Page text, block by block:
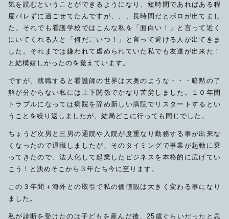
気を読むということができるようになり、短時間であればある程
度バレずに過ごせてたんですが、、、長時間だとボロが出てまし
た。それでも看護学校ではこんな私を「面白い！」と言って近く
にいてくれる人と「何だこいつ！」と言って避ける人が出てきま
した。それまでは嫌われて虐められていた私でも友達が出来た！
と結構嬉しかったのを覚えています。
ですが、就職すると看護師の世界は大奥のような・・・暗黙の了
解が分からない私には上下関係でかなり苦労しました。１０年間
トラブルになっては病院を辞め新しい病院でリスタートするとい
うことを繰り返しましたが、結局どこに行っても同じでした。
ちょうど次男と三男の通院や入院が度重なり勤務する事が出来な
くなったので退職しましたが、そのタイミングで事業が起動に乗
ってきたので、法人化して起業したビジネスを本格的に広げてい
こう！と決めそこから３年たち今に至ります。
この３年間＋海外との取引で私の価値観は大きく変わる事になり
ました。
私が診断を受けたのは子どもを産んだ後、25歳ぐらいだったと思